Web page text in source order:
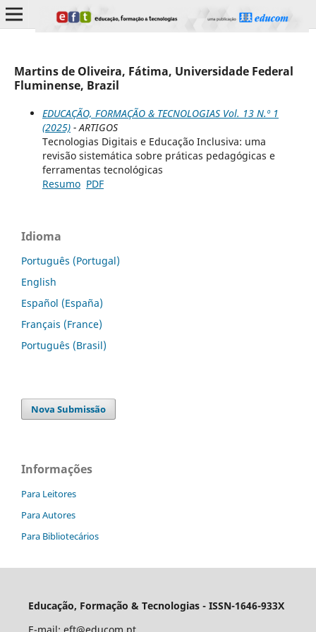
Martins de Oliveira, Fátima, Universidade Federal
Fluminense, Brazil
EDUCAÇÃO, FORMAÇÃO & TECNOLOGIAS Vol. 13 N.º 1
(2025)- ARTIGOS
Tecnologias Digitais e Educação Inclusiva: uma
revisão sistemática sobre práticas pedagógicas e
ferramentas tecnológicas
Resumo PDF
Idioma
Português (Portugal)
English
Español (España)
Français (France)
Português (Brasil)
Nova Submissão
Informações
Para Leitores
Para Autores
Para Bibliotecários
Educação, Formação & Tecnologias - ISSN-1646-933X
E-mail: eft@educom.pt